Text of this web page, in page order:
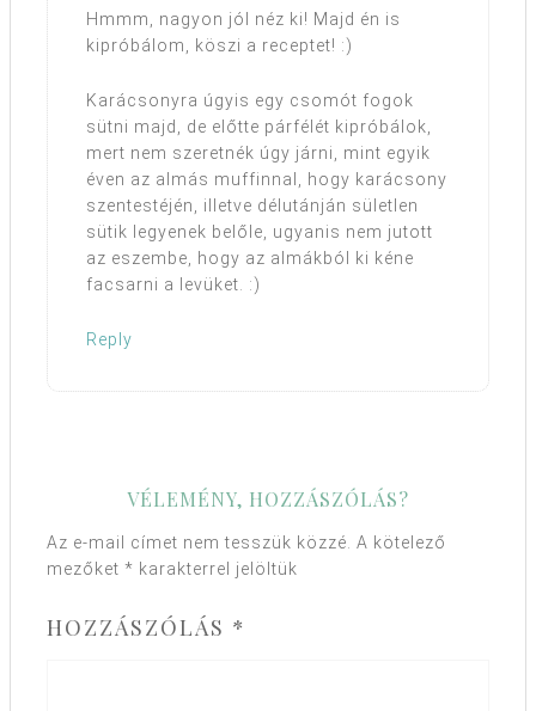
Hmmm, nagyon jól néz ki! Majd én is
kipróbálom, köszi a receptet! :)
Karácsonyra úgyis egy csomót fogok
sütni majd, de előtte párfélét kipróbálok,
mert nem szeretnék úgy járni, mint egyik
éven az almás muffinnal, hogy karácsony
szentestéjén, illetve délutánján sületlen
sütik legyenek belőle, ugyanis nem jutott
az eszembe, hogy az almákból ki kéne
facsarni a levüket. :)
Reply
VÉLEMÉNY, HOZZÁSZÓLÁS?
Az e-mail címet nem tesszük közzé. A kötelező
mezőket * karakterrel jelöltük
HOZZÁSZÓLÁS *